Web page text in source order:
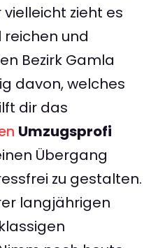
zieht es
reichen und
Bezirk Gamla
davon, welches
dir das
Umzugsprofi
Übergang
zu gestalten.
langjährigen